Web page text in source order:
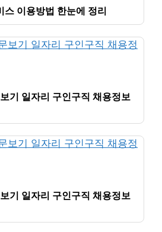
스 이용방법 한눈에 정리
기 일자리 구인구직 채용정보
기 일자리 구인구직 채용정보